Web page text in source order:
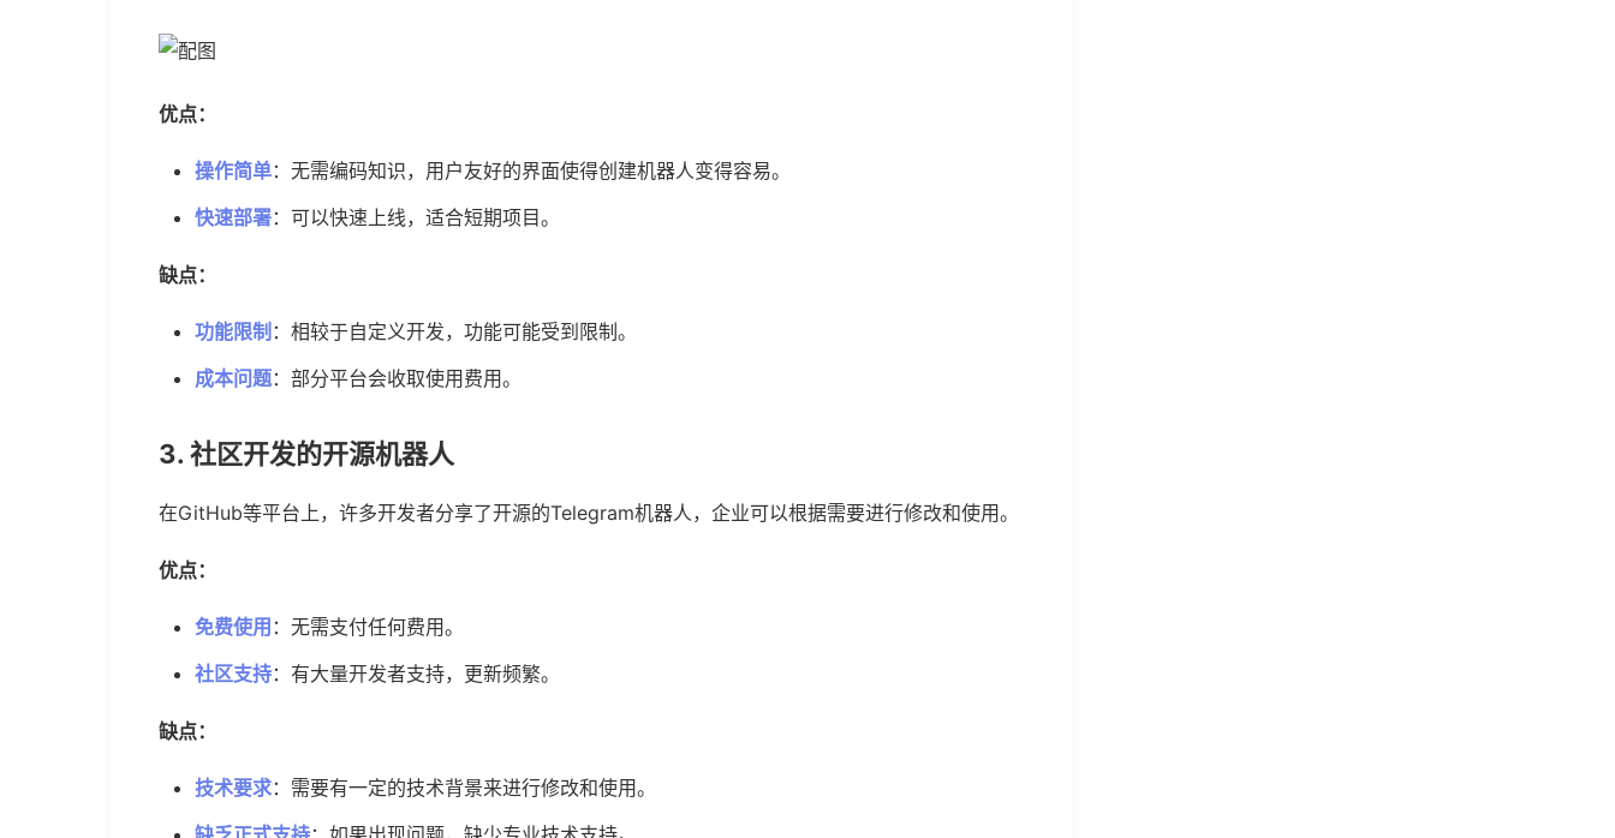
优点：
操作简单：无需编码知识，用户友好的界面使得创建机器人变得容易。
快速部署：可以快速上线，适合短期项目。
缺点：
功能限制 ：相较于自定义开发，功能可能受到限制。
成本问题：部分平台会收取使用费用。
3. 社区开发的开源机器人
在GitHub等平台上，许多开发者分享了开源的Telegram机器人，企业可以根据需要进行修改和使用。
优点：
免费使用 ：无需支付任何费用。
社区支持：有大量开发者支持，更新频繁。
缺点：
技术要求：需要有一定的技术背景来进行修改和使用。